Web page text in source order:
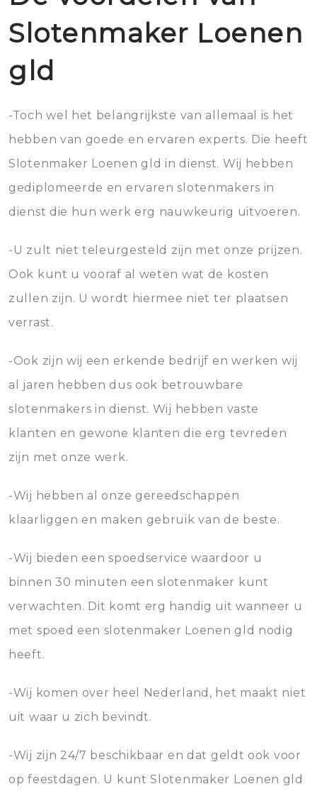
Slotenmaker Loenen
gld
-Toch wel het belangrijkste van allemaal is het
hebben van goede en ervaren experts. Die heeft
Slotenmaker Loenen gld in dienst. Wij hebben
gediplomeerde en ervaren slotenmakers in
dienst die hun werk erg nauwkeurig uitvoeren.
-U zult niet teleurgesteld zijn met onze prijzen.
Ook kunt u vooraf al weten wat de kosten
zullen zijn. U wordt hiermee niet ter plaatsen
verrast.
-Ook zijn wij een erkende bedrijf en werken wij
al jaren hebben dus ook betrouwbare
slotenmakers in dienst. Wij hebben vaste
klanten en gewone klanten die erg tevreden
zijn met onze werk.
-Wij hebben al onze gereedschappen
klaarliggen en maken gebruik van de beste.
-Wij bieden een spoedservice waardoor u
binnen 30 minuten een slotenmaker kunt
verwachten. Dit komt erg handig uit wanneer u
met spoed een slotenmaker Loenen gld nodig
heeft.
-Wij komen over heel Nederland, het maakt niet
uit waar u zich bevindt.
-Wij zijn 24/7 beschikbaar en dat geldt ook voor
op feestdagen. U kunt Slotenmaker Loenen gld